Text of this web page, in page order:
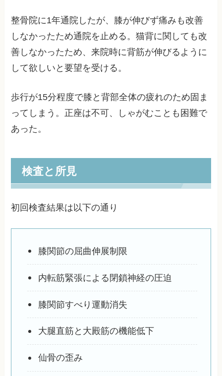
整骨院に1年通院したが、膝が伸びず痛みも改善
しなかったため通院を止める。猫背に関しても改
善しなかったため、来院時に背筋が伸びるように
して欲しいと要望を受ける。
歩行が15分程度で膝と背部全体の疲れのため固ま
ってしまう。正座は不可、しゃがむことも困難で
あった。
検査と所見
初回検査結果は以下の通り
膝関節の屈曲伸展制限
内転筋緊張による閉鎖神経の圧迫
膝関節すべり運動消失
大腿直筋と大殿筋の機能低下
仙骨の歪み